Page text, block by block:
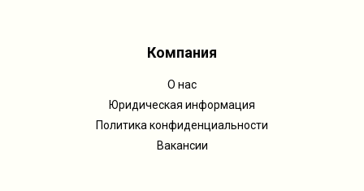
Компания
О нас
Юридическая информация
Политика конфиденциальности
Вакансии